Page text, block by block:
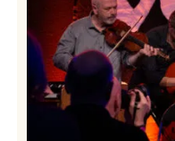
Vossa
Jazz